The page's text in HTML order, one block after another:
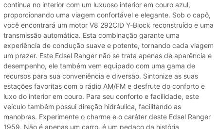
continua no interior com um luxuoso interior em couro azul,
proporcionando uma viagem confortável e elegante. Sob o capô,
você encontrará um motor V8 292CID Y-Block reconstruído e uma
transmissão automática. Esta combinação garante uma
experiência de condução suave e potente, tornando cada viagem
um prazer. Este Edsel Ranger não se trata apenas de aparência e
desempenho, ele também vem equipado com uma gama de
recursos para sua conveniência e diversão. Sintonize as suas
estações favoritas com o rádio AM/FM e desfrute do conforto e
luxo do interior em couro. Para seu conforto e facilidade, este
veículo também possui direção hidráulica, facilitando as
manobras. Experimente o charme e o caráter deste Edsel Ranger
1959. Não é apenas um carro, é um pedaço da história